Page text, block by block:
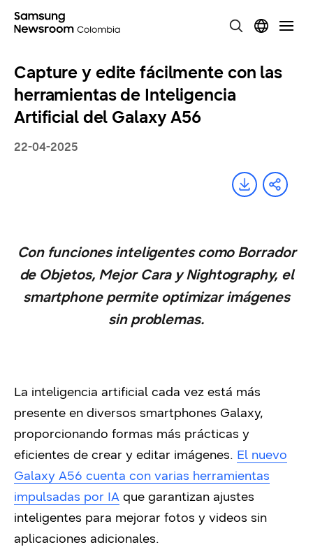
Capture y edite fácilmente con las
herramientas de Inteligencia
Artificial del Galaxy A56
22-04-2025
Con funciones inteligentes como Borrador
de Objetos, Mejor Cara y Nightography, el
smartphone permite optimizar imágenes
sin problemas.
La inteligencia artificial cada vez está más
presente en diversos smartphones Galaxy,
proporcionando formas más prácticas y
eficientes de crear y editar imágenes. El nuevo
Galaxy A56 cuenta con varias herramientas
impulsadas por IA que garantizan ajustes
inteligentes para mejorar fotos y videos sin
aplicaciones adicionales.